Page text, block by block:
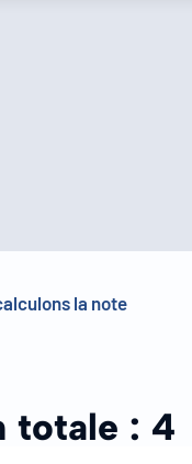
la note
totale : 4